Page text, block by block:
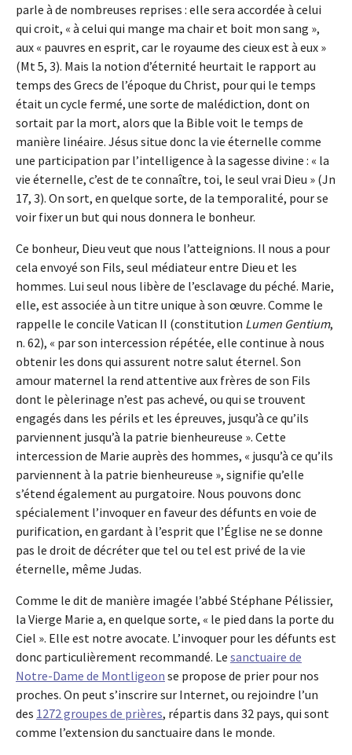
parle à de nombreuses reprises : elle sera accordée à celui
qui croit, « à celui qui mange ma chair et boit mon sang »,
aux « pauvres en esprit, car le royaume des cieux est à eux »
(Mt 5, 3). Mais la notion d’éternité heurtait le rapport au
temps des Grecs de l’époque du Christ, pour qui le temps
était un cycle fermé, une sorte de malédiction, dont on
sortait par la mort, alors que la Bible voit le temps de
manière linéaire. Jésus situe donc la vie éternelle comme
une participation par l’intelligence à la sagesse divine : « la
vie éternelle, c’est de te connaître, toi, le seul vrai Dieu » (Jn
17, 3). On sort, en quelque sorte, de la temporalité, pour se
voir fixer un but qui nous donnera le bonheur.
Ce bonheur, Dieu veut que nous l’atteignions. Il nous a pour
cela envoyé son Fils, seul médiateur entre Dieu et les
hommes. Lui seul nous libère de l’esclavage du péché. Marie,
elle, est associée à un titre unique à son œuvre. Comme le
rappelle le concile Vatican II (constitution Lumen Gentium,
n. 62), « par son intercession répétée, elle continue à nous
obtenir les dons qui assurent notre salut éternel. Son
amour maternel la rend attentive aux frères de son Fils
dont le pèlerinage n’est pas achevé, ou qui se trouvent
engagés dans les périls et les épreuves, jusqu’à ce qu’ils
parviennent jusqu’à la patrie bienheureuse ». Cette
intercession de Marie auprès des hommes, « jusqu’à ce qu’ils
parviennent à la patrie bienheureuse », signifie qu’elle
s’étend également au purgatoire. Nous pouvons donc
spécialement l’invoquer en faveur des défunts en voie de
purification, en gardant à l’esprit que l’Église ne se donne
pas le droit de décréter que tel ou tel est privé de la vie
éternelle, même Judas.
Comme le dit de manière imagée l’abbé Stéphane Pélissier,
la Vierge Marie a, en quelque sorte, « le pied dans la porte du
Ciel ». Elle est notre avocate. L’invoquer pour les défunts est
donc particulièrement recommandé. Le sanctuaire de
Notre-Dame de Montligeon se propose de prier pour nos
proches. On peut s’inscrire sur Internet, ou rejoindre l’un
des 1272 groupes de prières, répartis dans 32 pays, qui sont
comme l’extension du sanctuaire dans le monde.